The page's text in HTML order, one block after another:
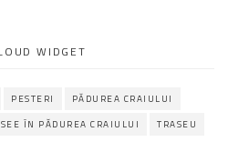
WIDGET
PESTERI
PĂDUREA CRAIULUI
ÎN PĂDUREA CRAIULUI
TRASEU